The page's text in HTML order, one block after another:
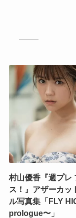
村山優香『週プレ
ス！』アザーカッ
ル写真集「FLY
prologue〜」